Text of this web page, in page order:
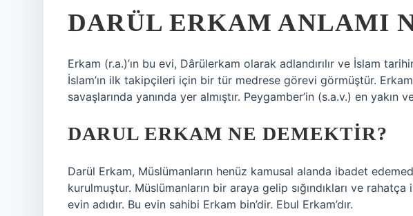
DARÜL ERKAM ANLAMI
Erkam (r.a.)’ın bu evi, Dârülerkam olarak adlandırılır ve İslam
İslam’ın ilk takipçileri için bir tür medrese görevi görmüştür.
savaşlarında yanında yer almıştır. Peygamber’in (s.a.v.) en
DARUL ERKAM NE DEMEKTIR?
Darül Erkam, Müslümanların henüz kamusal alanda ibadet
kurulmuştur. Müslümanların bir araya gelip sığındıkları ve
evin adıdır. Bu evin sahibi Erkam bin’dir. Ebul Erkam’dır.